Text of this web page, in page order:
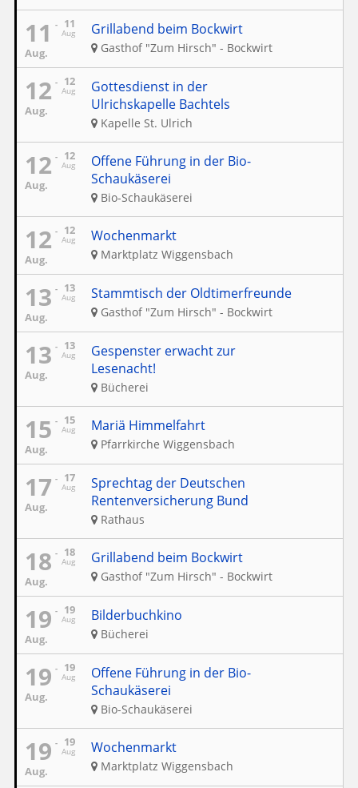
11
Aug
11
Aug.
Grillabend beim Bockwirt
Gasthof "Zum Hirsch" - Bockwirt
12
Aug
12
Aug.
Gottesdienst in der
Ulrichskapelle Bachtels
Kapelle St. Ulrich
12
Aug
12
Aug.
Offene Führung in der Bio-
Schaukäserei
Bio-Schaukäserei
12
Aug
12
Aug.
Wochenmarkt
Marktplatz Wiggensbach
13
Aug
13
Aug.
Stammtisch der Oldtimerfreunde
Gasthof "Zum Hirsch" - Bockwirt
13
Aug
13
Aug.
Gespenster erwacht zur
Lesenacht!
Bücherei
15
Aug
15
Aug.
Mariä Himmelfahrt
Pfarrkirche Wiggensbach
17
Aug
17
Aug.
Sprechtag der Deutschen
Rentenversicherung Bund
Rathaus
18
Aug
18
Aug.
Grillabend beim Bockwirt
Gasthof "Zum Hirsch" - Bockwirt
19
Aug
19
Aug.
Bilderbuchkino
Bücherei
19
Aug
19
Aug.
Offene Führung in der Bio-
Schaukäserei
Bio-Schaukäserei
19
Aug
19
Aug.
Wochenmarkt
Marktplatz Wiggensbach